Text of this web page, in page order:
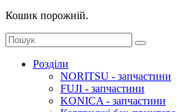
Кошик порожній.
Розділи
NORITSU - запчастини
FUJI - запчастини
KONICA - запчастини